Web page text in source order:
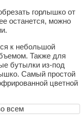
горлышко от
останется, можно
к небольшой
Также для
бутылки из-под
Самый простой
цветной